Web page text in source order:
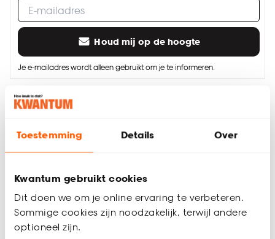
Toestemming Details Over
Kwantum gebruikt cookies
Dit doen we om je online ervaring te verbeteren.
Sommige cookies zijn noodzakelijk, terwijl andere
optioneel zijn.
Houd mij op de hoogte
Je e-mailadres wordt alleen gebruikt om je te informeren.
Thuis laten bezorgen vanaf (+ € 34,99)
Altijd de laagste prijs
Productomschrijving